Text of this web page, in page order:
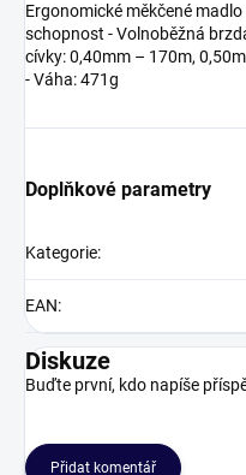
Ergonomické měkčené
schopnost - Volnoběžná
cívky: 0,40mm – 170m,
- Váha: 471g
Doplňkové parametry
Kategorie:
EAN:
Diskuze
Buďte první, kdo napíše
Přidat komentář